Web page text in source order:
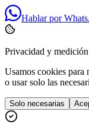
Hablar por
Privacidad y medición
Usamos cookies para
o usar solo las
Solo necesarias